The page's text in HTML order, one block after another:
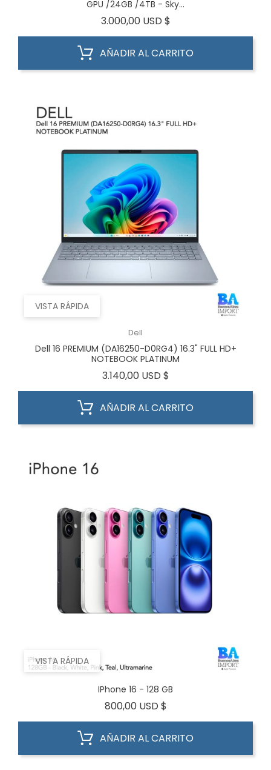
GPU /24GB /4TB - Sky...
3.000,00 USD $
AÑADIR AL CARRITO
VISTA RÁPIDA
Dell
Dell 16 PREMIUM (DA16250-D0RG4) 16.3" FULL HD+
NOTEBOOK PLATINUM
3.140,00 USD $
AÑADIR AL CARRITO
VISTA RÁPIDA
IPhone 16 - 128 GB
800,00 USD $
AÑADIR AL CARRITO